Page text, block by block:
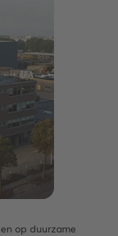
op duurzame